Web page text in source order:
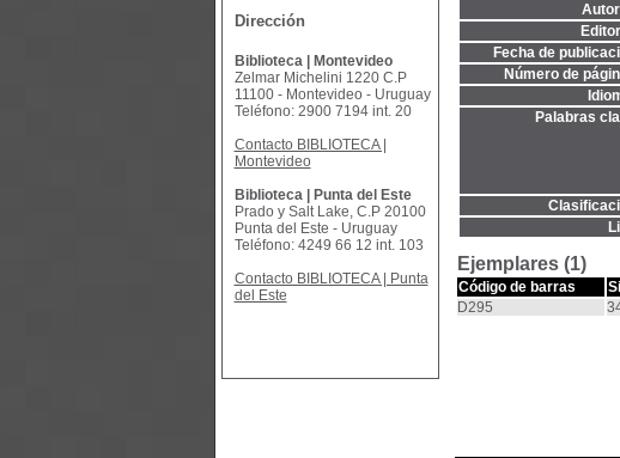
Fecha de
Número de
Palabras
Ejemplares (1)
Código de barras
D295
Dirección
Biblioteca | Montevideo
Zelmar Michelini 1220 C.P
11100 - Montevideo - Uruguay
Teléfono: 2900 7194 int. 20
Contacto BIBLIOTECA |
Montevideo
Biblioteca | Punta del Este
Prado y Salt Lake, C.P 20100
Punta del Este - Uruguay
Teléfono: 4249 66 12 int. 103
Contacto BIBLIOTECA | Punta
del Este